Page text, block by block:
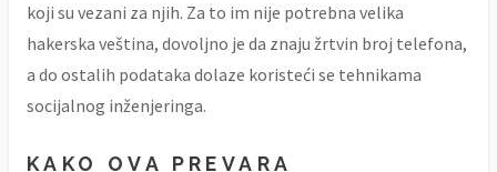
koji su vezani za njih. Za to im nije potrebna velika
hakerska veština, dovoljno je da znaju žrtvin broj telefona,
a do ostalih podataka dolaze koristeći se tehnikama
socijalnog inženjeringa.
KAKO OVA PREVARA